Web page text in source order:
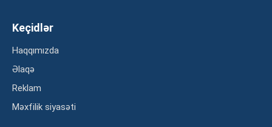
Keçidlər
Haqqımızda
Əlaqə
Reklam
Məxfilik siyasəti